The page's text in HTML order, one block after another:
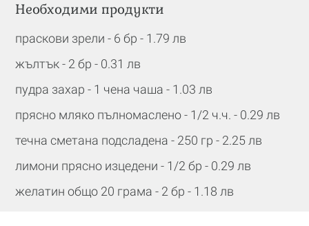
Необходими продукти
праскови зрели - 6 бр - 1.79 лв
жълтък - 2 бр - 0.31 лв
пудра захар - 1 чена чаша - 1.03 лв
прясно мляко пълномаслено - 1/2 ч.ч. - 0.29 лв
течна сметана подсладена - 250 гр - 2.25 лв
лимони прясно изцедени - 1/2 бр - 0.29 лв
желатин общо 20 грама - 2 бр - 1.18 лв